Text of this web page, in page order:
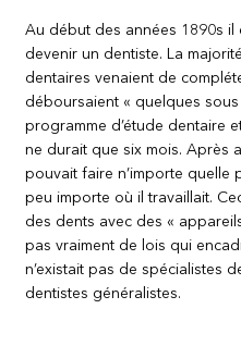
Au début des années 1890s il
devenir un dentiste. La
dentaires venaient de
déboursaient « quelques sous
programme d’étude dentaire
ne durait que six mois. Après
pouvait faire n’importe quelle
peu importe où il travaillait.
des dents avec des «
pas vraiment de lois qui
n’existait pas de spécialistes
dentistes généralistes.